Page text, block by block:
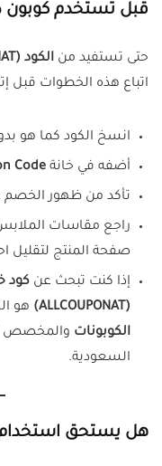
قبل تستخدم كوبون
حتى تستفيد من الكود (ALLCOUPONAT)
اتباع هذه الخطوات قبل
انسخ الكود كما هو
أضفه في خانة Code
تأكد من ظهور الخصم
راجع مقاسات
صفحة المنتج لتقليل
إذا كنت تبحث عن كود
(ALLCOUPONAT)
هو
الكوبونات والمخصص
السعودية.
هل يستحق استخدام